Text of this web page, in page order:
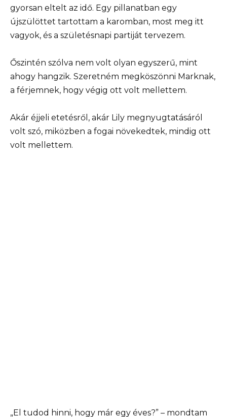
gyorsan eltelt az idő. Egy pillanatban egy
újszülöttet tartottam a karomban, most meg itt
vagyok, és a születésnapi partiját tervezem.
Őszintén szólva nem volt olyan egyszerű, mint
ahogy hangzik. Szeretném megköszönni Marknak,
a férjemnek, hogy végig ott volt mellettem.
Akár éjjeli etetésről, akár Lily megnyugtatásáról
volt szó, miközben a fogai növekedtek, mindig ott
volt mellettem.
„El tudod hinni, hogy már egy éves?” – mondtam